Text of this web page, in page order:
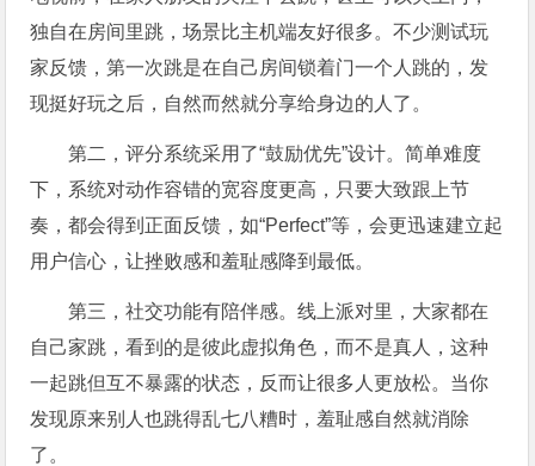
独自在房间里跳，场景比主机端友好很多。不少测试玩
家反馈，第一次跳是在自己房间锁着门一个人跳的，发
现挺好玩之后，自然而然就分享给身边的人了。
第二，评分系统采用了“鼓励优先”设计。简单难度
下，系统对动作容错的宽容度更高，只要大致跟上节
奏，都会得到正面反馈，如“Perfect”等，会更迅速建立起
用户信心，让挫败感和羞耻感降到最低。
第三，社交功能有陪伴感。线上派对里，大家都在
自己家跳，看到的是彼此虚拟角色，而不是真人，这种
一起跳但互不暴露的状态，反而让很多人更放松。当你
发现原来别人也跳得乱七八糟时，羞耻感自然就消除
了。